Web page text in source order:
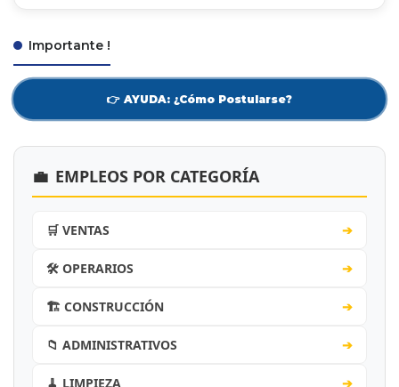
Importante !
👉 AYUDA: ¿Cómo Postularse?
💼 EMPLEOS POR CATEGORÍA
🛒 VENTAS ➔
🛠️ OPERARIOS ➔
🏗️ CONSTRUCCIÓN ➔
📁 ADMINISTRATIVOS ➔
🧹 LIMPIEZA ➔